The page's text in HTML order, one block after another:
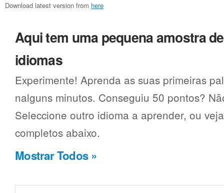
Download latest version from here
Aqui tem uma pequena amostra
idiomas
Experimente! Aprenda as suas primeiras
nalguns minutos. Conseguiu 50 pontos?
Seleccione outro idioma a aprender, ou
completos abaixo.
Mostrar Todos »